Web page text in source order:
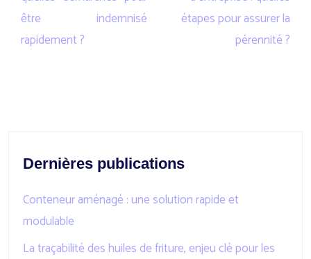
être indemnisé
rapidement ?
étapes pour assurer la
pérennité ?
Dernières publications
Conteneur aménagé : une solution rapide et
modulable
La traçabilité des huiles de friture, enjeu clé pour les